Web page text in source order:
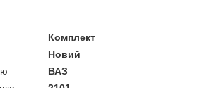
Комплект
Новий
ВАЗ